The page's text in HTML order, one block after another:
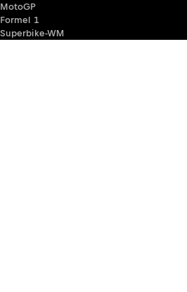
MotoGP
Formel 1
Superbike-WM